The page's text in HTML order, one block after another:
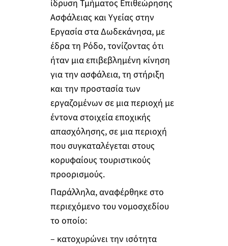
ίδρυση Τμήματος Επιθεώρησης
Ασφάλειας και Υγείας στην
Εργασία στα Δωδεκάνησα, με
έδρα τη Ρόδο, τονίζοντας ότι
ήταν μια επιβεβλημένη κίνηση
για την ασφάλεια, τη στήριξη
και την προστασία των
εργαζομένων σε μια περιοχή με
έντονα στοιχεία εποχικής
απασχόλησης, σε μια περιοχή
που συγκαταλέγεται στους
κορυφαίους τουριστικούς
προορισμούς.
Παράλληλα, αναφέρθηκε στο
περιεχόμενο του νομοσχεδίου
το οποίο:
– κατοχυρώνει την ισότητα